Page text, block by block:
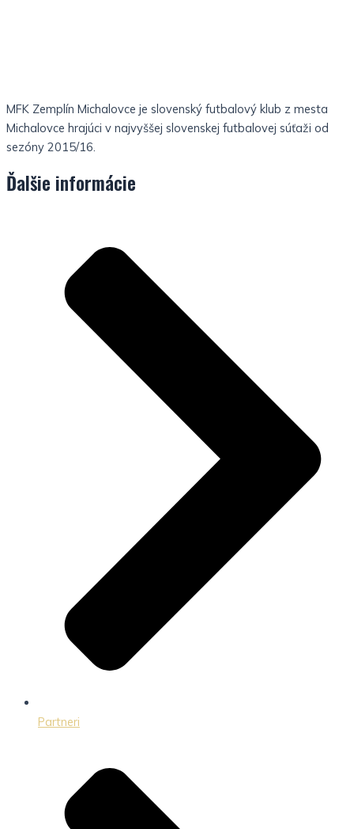
MFK Zemplín Michalovce je slovenský futbalový klub z mesta
Michalovce hrajúci v najvyššej slovenskej futbalovej súťaži od
sezóny 2015/16.
Ďalšie informácie
Partneri